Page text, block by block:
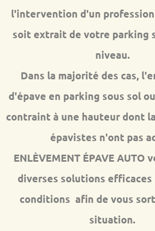
l'intervention d'un
soit extrait de votre parking
niveau.
Dans la majorité des cas,
d'épave en parking sous sol
contraint à une hauteur dont
épavistes n'ont pas
ENLÈVEMENT ÉPAVE AUTO
diverses solutions efficaces
conditions afin de vous
situation.